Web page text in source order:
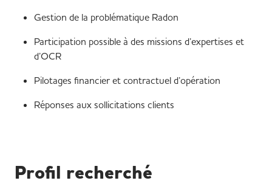
Gestion de la problématique Radon
Participation possible à des missions d’expertises et
d’OCR
Pilotages financier et contractuel d’opération
Réponses aux sollicitations clients
Profil recherché